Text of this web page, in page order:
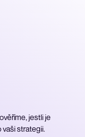
jestli je
vaši strategii.